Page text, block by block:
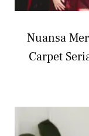
Nuansa
Carpet